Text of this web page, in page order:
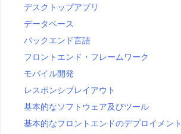
デスクトップアプリ
データベース
バックエンド言語
フロントエンド・フレームワーク
モバイル開発
レスポンシブレイアウト
基本的なソフトウェア及びツール
基本的なフロントエンドのデプロイメント